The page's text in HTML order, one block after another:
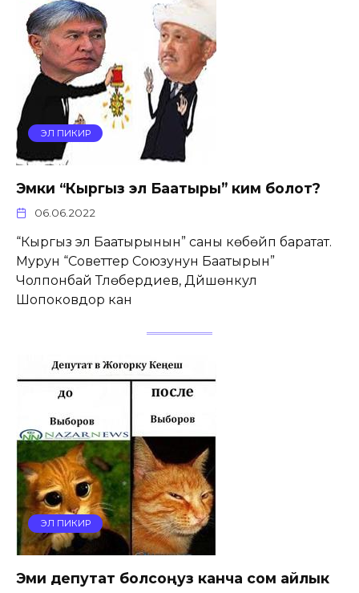
ЭЛ ПИКИР
Эмки “Кыргыз эл Баатыры” ким болот?
06.06.2022
“Кыргыз эл Баатырынын” саны көбөйүп баратат.
Мурун “Советтер Союзунун Баатырын”
Чолпонбай Түлөбердиев, Дүйшөнкул
Шопоковдор кан
ЭЛ ПИКИР
Эми депутат болсоңуз канча сом айлык